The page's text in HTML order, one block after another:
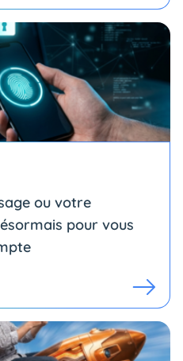
ou votre
pour vous